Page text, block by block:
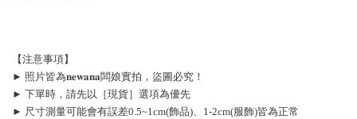
【注意事項】
► 照片皆為𝐧𝐞𝐰𝐚𝐧𝐚闆娘實拍，盜圖必究！
► 下單時，請先以［現貨］選項為優先
► 尺寸測量可能會有誤差0.5~1cm(飾品)、1-2cm(服飾)皆為正常